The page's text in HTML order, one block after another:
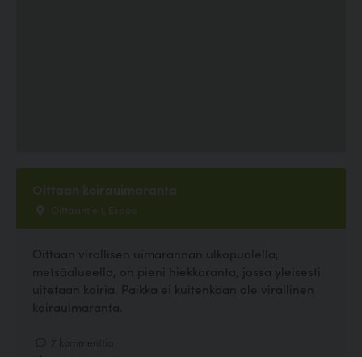
Oittaan koirauimaranta
Oittaantie 1, Espoo
Oittaan virallisen uimarannan ulkopuolella,
metsäalueella, on pieni hiekkaranta, jossa yleisesti
uitetaan koiria. Paikka ei kuitenkaan ole virallinen
koirauimaranta.